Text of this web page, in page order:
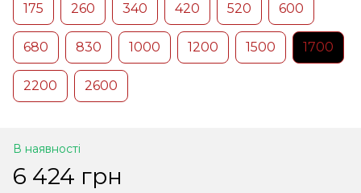
175
260 340 420 520 600
680 830 1000 1200 1500 1700
2200 2600
В наявності
6 424 грн